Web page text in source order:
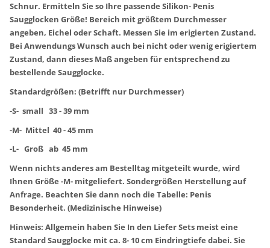
Schnur. Ermitteln Sie so Ihre passende Silikon- Penis
Saugglocken Größe! Bereich mit größtem Durchmesser
angeben, Eichel oder Schaft. Messen Sie im erigierten Zustand.
Bei Anwendungs Wunsch auch bei nicht oder wenig erigiertem
Zustand, dann dieses Maß angeben für entsprechend zu
bestellende Saugglocke.
Standardgrößen: (Betrifft nur Durchmesser)
-S- small 33 - 39 mm
-M- Mittel 40 - 45 mm
-L- Groß ab 45 mm
Wenn nichts anderes am Bestelltag mitgeteilt wurde, wird
Ihnen Größe -M- mitgeliefert. Sondergrößen Herstellung auf
Anfrage. Beachten Sie dann noch die Tabelle: Penis
Besonderheit. (Medizinische Hinweise)
Hinweis: Allgemein haben Sie In den Liefer Sets meist eine
Standard Saugglocke mit ca. 8- 10 cm Eindringtiefe dabei. Sie